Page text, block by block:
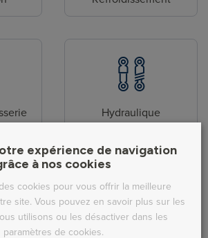
Hydraulique
expérience de navigation
à nos cookies
cookies pour vous offrir la meilleure
site. Vous pouvez en savoir plus sur les
utilisons ou les désactiver dans les
paramètres de cookies.